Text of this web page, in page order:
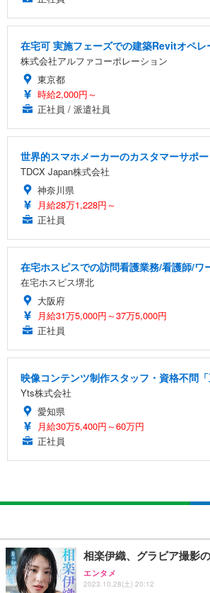
在宅可 実施フェーズでの建築Revitオペレ
株式会社アルファコーポレーション
東京都
時給2,000円～
正社員 / 派遣社員
世界的スマホメーカーのカスタマーサポ
TDCX Japan株式会社
神奈川県
月給28万1,228円～
正社員
在宅ホスピスでの訪問看護業務/看護師/ワ
在宅ホスピス堺北
大阪府
月給31万5,000円～37万5,000円
正社員
映像コンテンツ制作スタッフ・資格不問
Yts株式会社
愛知県
月給30万5,400円～60万円
正社員
相楽伊織、グラビア撮影
エンタメ
2023.10.28(土) 20:12